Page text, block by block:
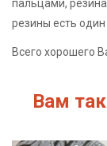
пальцами,
резины есть
Всего хорошего
Вам